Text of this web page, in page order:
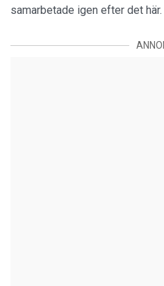
samarbetade igen efter det här.